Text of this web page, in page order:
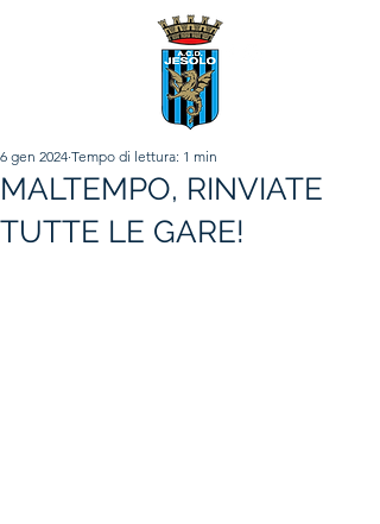
MALTEMPO, RINVIATE
TUTTE LE GARE!
6 gen 2024 Tempo di lettura: 1 min